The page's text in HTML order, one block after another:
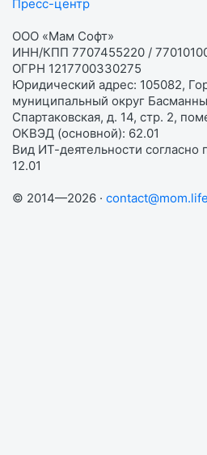
Пресс-центр
ООО «Мам Софт»
ИНН/КПП 7707455220 /
ОГРН 1217700330275
Юридический адрес: 105082,
муниципальный округ
Спартаковская, д. 14, стр. 2,
ОКВЭД (основной): 62.01
Вид ИТ-деятельности
12.01
© 2014—2026 · contact@mom.life